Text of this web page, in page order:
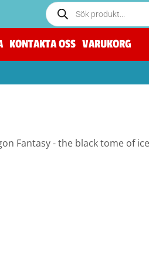
KONTAKTA OSS VARUKORG